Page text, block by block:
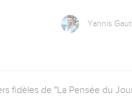
Yannis
fidèles de "La Pensée du